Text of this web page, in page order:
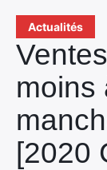
Actualités
moins
[2020